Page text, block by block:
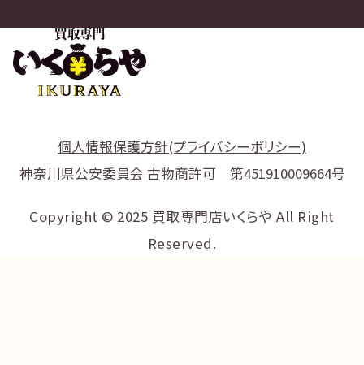
個人情報保護方針(プライバシーポリシー)
神奈川県公安委員会 古物商許可 第451910009664号
Copyright © 2025 買取専門店いくらや All Right
Reserved.